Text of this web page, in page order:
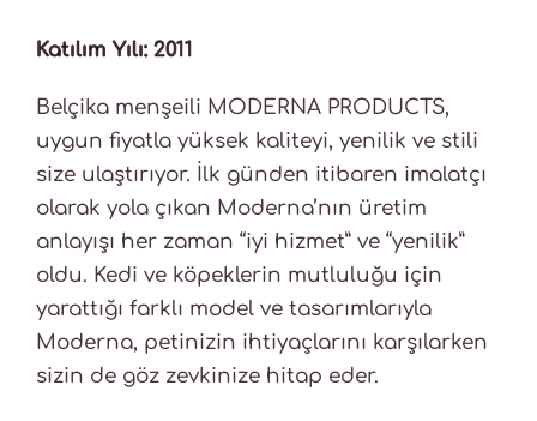
Katılım Yılı: 2011
Belçika menşeili MODERNA PRODUCTS,
uygun fiyatla yüksek kaliteyi, yenilik ve stili
size ulaştırıyor. İlk günden itibaren imalatçı
olarak yola çıkan Moderna’nın üretim
anlayışı her zaman “iyi hizmet” ve “yenilik”
oldu. Kedi ve köpeklerin mutluluğu için
yarattığı farklı model ve tasarımlarıyla
Moderna, petinizin ihtiyaçlarını karşılarken
sizin de göz zevkinize hitap eder.